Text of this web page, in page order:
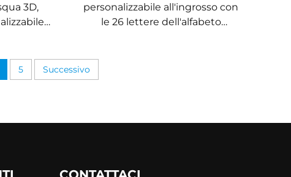
3D,
personalizzabile all'ingrosso con
le 26 lettere dell'alfabeto
da-te, lettere grandi rettangolari
5 Successivo